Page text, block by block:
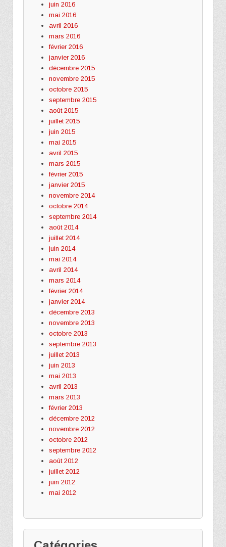
juin 2016
mai 2016
avril 2016
mars 2016
février 2016
janvier 2016
décembre 2015
novembre 2015
octobre 2015
septembre 2015
août 2015
juillet 2015
juin 2015
mai 2015
avril 2015
mars 2015
février 2015
janvier 2015
novembre 2014
octobre 2014
septembre 2014
août 2014
juillet 2014
juin 2014
mai 2014
avril 2014
mars 2014
février 2014
janvier 2014
décembre 2013
novembre 2013
octobre 2013
septembre 2013
juillet 2013
juin 2013
mai 2013
avril 2013
mars 2013
février 2013
décembre 2012
novembre 2012
octobre 2012
septembre 2012
août 2012
juillet 2012
juin 2012
mai 2012